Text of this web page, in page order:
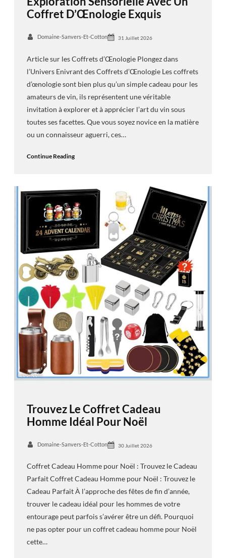
Coffret D’Œnologie Exquis
Domaine-Sanvers-Et-Cotton 31 Juillet 2026
Article sur les Coffrets d’Œnologie Plongez dans
l’Univers Enivrant des Coffrets d’Œnologie Les coffrets
d’œnologie sont bien plus qu’un simple cadeau pour les
amateurs de vin, ils représentent une véritable
invitation à explorer et à apprécier l’art du vin sous
toutes ses facettes. Que vous soyez novice en la matière
ou un connaisseur aguerri, ces…
Continue Reading
Trouvez Le Coffret Cadeau
Homme Idéal Pour Noël
Domaine-Sanvers-Et-Cotton 30 Juillet 2026
Coffret Cadeau Homme pour Noël : Trouvez le Cadeau
Parfait Coffret Cadeau Homme pour Noël : Trouvez le
Cadeau Parfait À l’approche des fêtes de fin d’année,
trouver le cadeau idéal pour les hommes de votre
entourage peut parfois s’avérer être un défi. Pourquoi
ne pas opter pour un coffret cadeau homme pour Noël
cette…